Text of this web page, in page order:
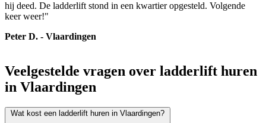
hij deed. De ladderlift stond in een kwartier opgesteld. Volgende
keer weer!"
Peter D. - Vlaardingen
Veelgestelde vragen over ladderlift huren
in Vlaardingen
Wat kost een ladderlift huren in Vlaardingen?